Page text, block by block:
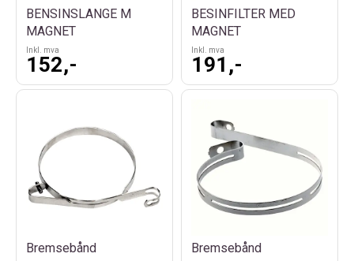
BENSINSLANGE M
MAGNET
Inkl. mva
152,-
BESINFILTER MED
MAGNET
Inkl. mva
191,-
Bremsebånd Bremsebånd